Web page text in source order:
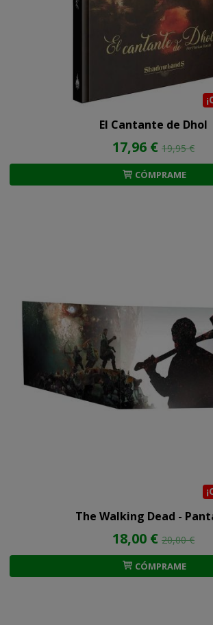
El Cantante de Dhol
17,96 € 19,95 €
CÓMPRAME
The Walking Dead -
18,00 € 20,00 €
CÓMPRAME